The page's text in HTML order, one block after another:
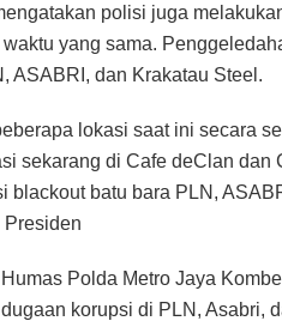
polisi juga
yang sama.
ASABRI, dan Krakatau Steel.
lokasi saat ini secara
sekarang di Cafe deClan dan
blackout batu bara PLN,
Presiden
Polda Metro Jaya
korupsi di PLN, Asabri,